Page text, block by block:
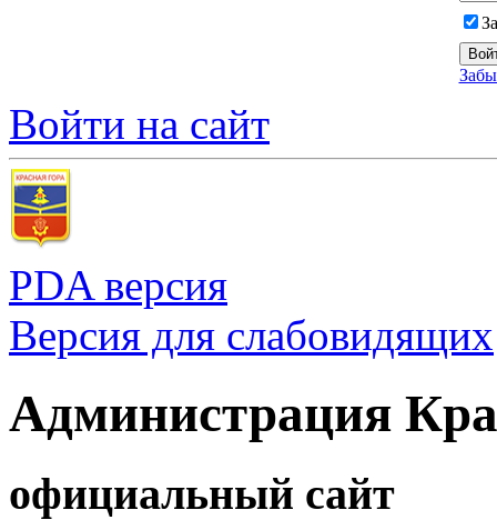
Войти на сайт
PDA версия
Версия для слабовидящих
Администрация
официальный сайт